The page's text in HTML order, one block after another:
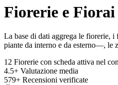
Fiorerie e Fiorai
La base di dati aggrega le fiorerie,
piante da interno e da esterno—, le
12 Fiorerie con scheda attiva nel
4.5+ Valutazione media
579+ Recensioni verificate